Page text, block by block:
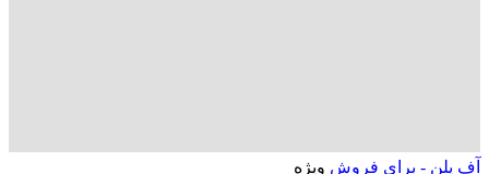
آف پلن - برای فروش ویژه